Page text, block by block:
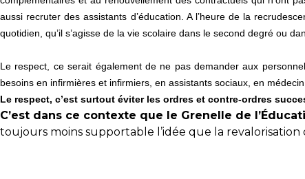
aussi recruter des assistants d’éducation. A l’heure de la
quotidien, qu’il s’agisse de la vie scolaire dans le second degré ou
Le respect, ce serait également de ne pas demander aux
besoins en infirmières et infirmiers, en assistants sociaux, en
Le respect, c’est surtout éviter les ordres et contre-ordres
C’est dans ce contexte que le Grenelle de
toujours moins supportable l’idée que la